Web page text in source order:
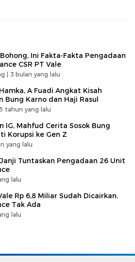
Ini Fakta-Fakta Pengadaan
CSR PT Vale
| 3 bulan yang lalu
A Fuadi Angkat Kisah
Bung Karno dan Haji Rasul
5 tahun yang lalu
IG, Mahfud Cerita Sosok Bung
Korupsi ke Gen Z
yang lalu
Tuntaskan Pengadaan 26 Unit
lalu
Rp 6,8 Miliar Sudah Dicairkan,
Tak Ada
lalu